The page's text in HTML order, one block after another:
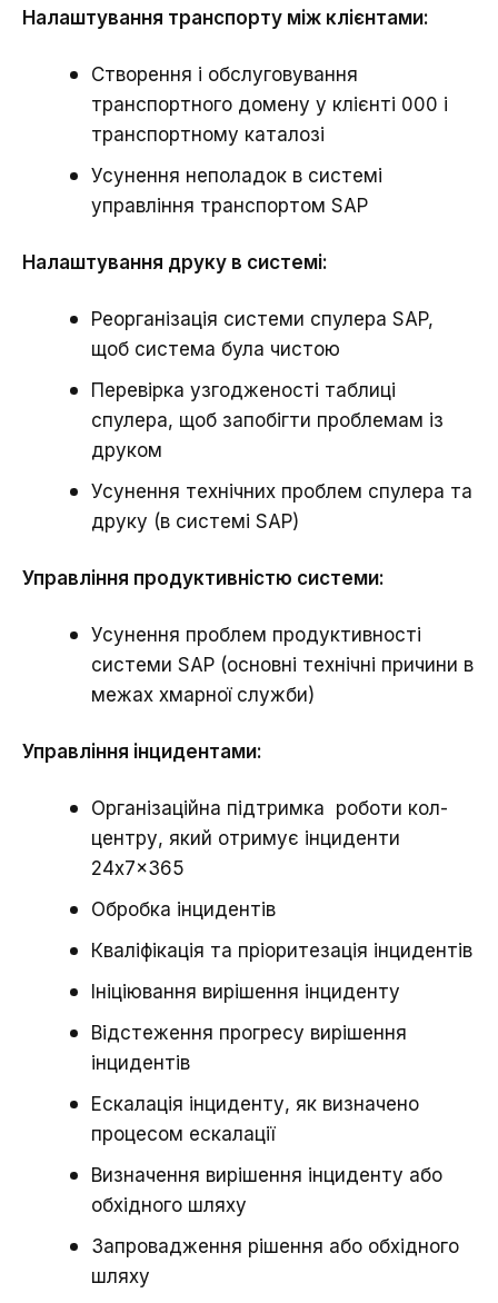
Налаштування транспорту між клієнтами:
Створення і обслуговування
транспортного домену у клієнті 000 і
транспортному каталозі
Усунення неполадок в системі
управління транспортом SAP
Налаштування друку в системі:
Реорганізація системи спулера SAP,
щоб система була чистою
Перевірка узгодженості таблиці
спулера, щоб запобігти проблемам із
друком
Усунення технічних проблем спулера та
друку (в системі SAP)
Управління продуктивністю системи:
Усунення проблем продуктивності
системи SAP (основні технічні причини в
межах хмарної служби)
Управління інцидентами:
Організаційна підтримка роботи кол-
центру, який отримує інциденти
24x7x365
Обробка інцидентів
Кваліфікація та пріоритезація інцидентів
Ініціювання вирішення інциденту
Відстеження прогресу вирішення
інцидентів
Ескалація інциденту, як визначено
процесом ескалації
Визначення вирішення інциденту або
обхідного шляху
Запровадження рішення або обхідного
шляху